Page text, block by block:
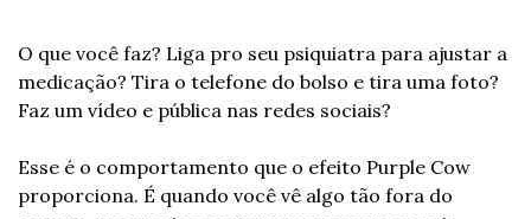
O que você faz? Liga pro seu psiquiatra para ajustar a
medicação? Tira o telefone do bolso e tira uma foto?
Faz um vídeo e pública nas redes sociais?
Esse é o comportamento que o efeito Purple Cow
proporciona. É quando você vê algo tão fora do